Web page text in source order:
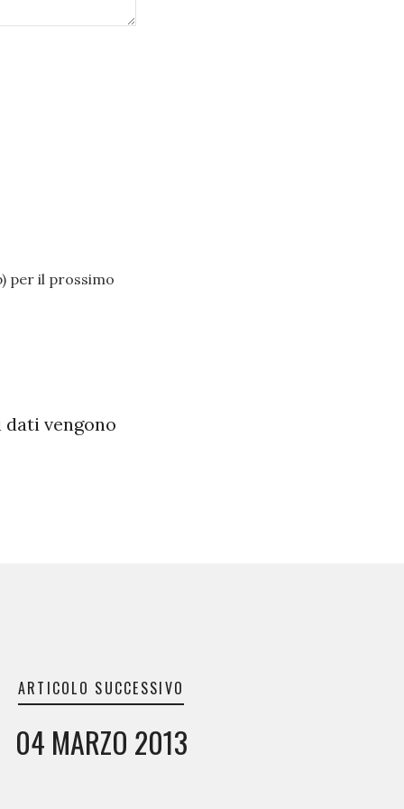
per il prossimo
vengono
ARTICOLO SUCCESSIVO
04 MARZO 2013